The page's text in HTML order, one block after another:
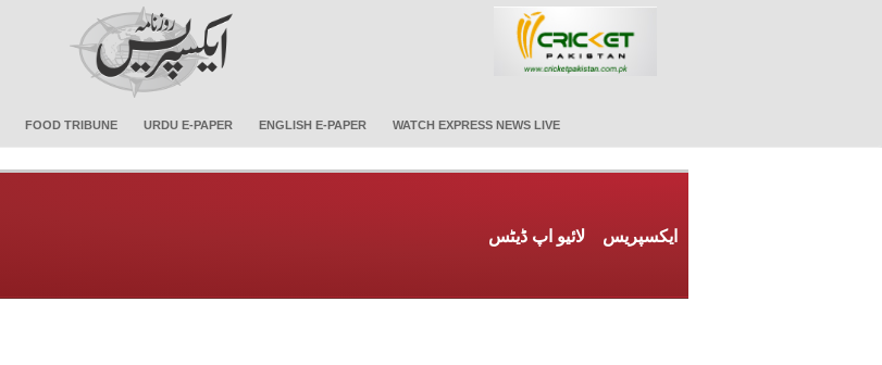
FOOD TRIBUNE URDU E-PAPER ENGLISH E-PAPER WATCH EXPRESS NEWS LIVE
ایکسپریس لائیو اپ ڈیٹس